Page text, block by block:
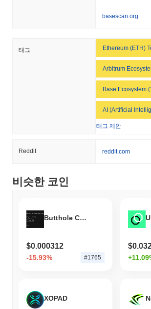
basescan.org
태그 Ethereum (ETH)
Arbitrum
Base Ecosystem
AI (Artificial
태그 제안
Reddit reddit.com
비슷한 코인
Butthole Coin
$0.000312
-15.93% #1765
XOPAD